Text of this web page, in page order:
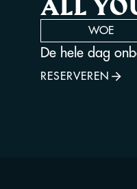
ALL
WOE
De hele dag
RESERVEREN